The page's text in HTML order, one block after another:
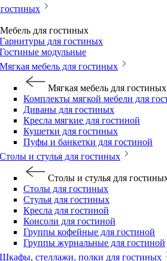
Мебель для гостиных
Гарнитуры для гостиных
Гостиные модульные
Мягкая мебель для гостиных
Мягкая мебель для гостиных
Комплекты мягкой мебели для
Диваны для гостиных
Кресла мягкие для гостиной
Кушетки для гостиных
Пуфы и банкетки для гостиной
Столы и стулья для гостиных
Столы и стулья для
Столы для гостиных
Стулья для гостиных
Кресла для гостиной
Консоли для гостиной
Группы кофейные для гостиной
Группы журнальные для гостиной
Шкафы, стеллажи, полки для гостиных